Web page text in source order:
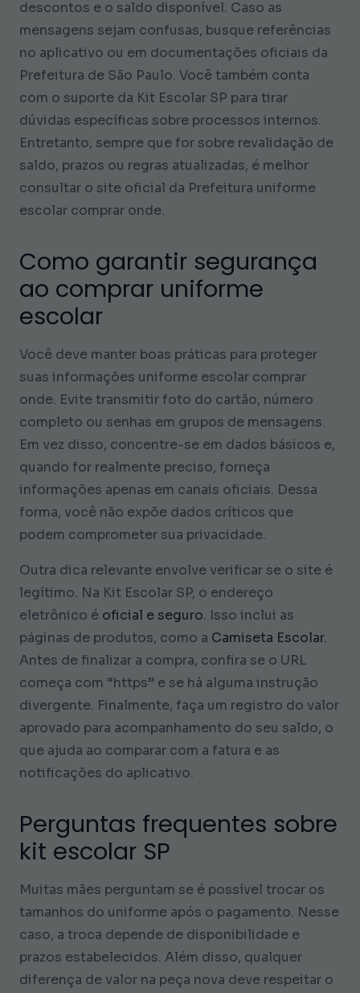
descontos e o saldo disponível. Caso as
mensagens sejam confusas, busque referências
no aplicativo ou em documentações oficiais da
Prefeitura de São Paulo. Você também conta
com o suporte da Kit Escolar SP para tirar
dúvidas específicas sobre processos internos.
Entretanto, sempre que for sobre revalidação de
saldo, prazos ou regras atualizadas, é melhor
consultar o site oficial da Prefeitura uniforme
escolar comprar onde.
Como garantir segurança
ao comprar uniforme
escolar
Você deve manter boas práticas para proteger
suas informações uniforme escolar comprar
onde. Evite transmitir foto do cartão, número
completo ou senhas em grupos de mensagens.
Em vez disso, concentre-se em dados básicos e,
quando for realmente preciso, forneça
informações apenas em canais oficiais. Dessa
forma, você não expõe dados críticos que
podem comprometer sua privacidade.
Outra dica relevante envolve verificar se o site é
legítimo. Na Kit Escolar SP, o endereço
eletrônico é oficial e seguro. Isso inclui as
páginas de produtos, como a Camiseta Escolar.
Antes de finalizar a compra, confira se o URL
começa com “https” e se há alguma instrução
divergente. Finalmente, faça um registro do valor
aprovado para acompanhamento do seu saldo, o
que ajuda ao comparar com a fatura e as
notificações do aplicativo.
Perguntas frequentes sobre
kit escolar SP
Muitas mães perguntam se é possível trocar os
tamanhos do uniforme após o pagamento. Nesse
caso, a troca depende de disponibilidade e
prazos estabelecidos. Além disso, qualquer
diferença de valor na peça nova deve respeitar o